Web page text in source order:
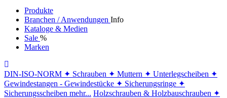
Produkte
Branchen / Anwendungen Info
Kataloge & Medien
Sale %
Marken
DIN-ISO-NORM ✦ Schrauben ✦ Muttern ✦ Unterlegscheiben ✦
Gewindestangen - Gewindestücke ✦ Sicherungsringe ✦
Sicherungsscheiben mehr... Holzschrauben & Holzbauschrauben ✦